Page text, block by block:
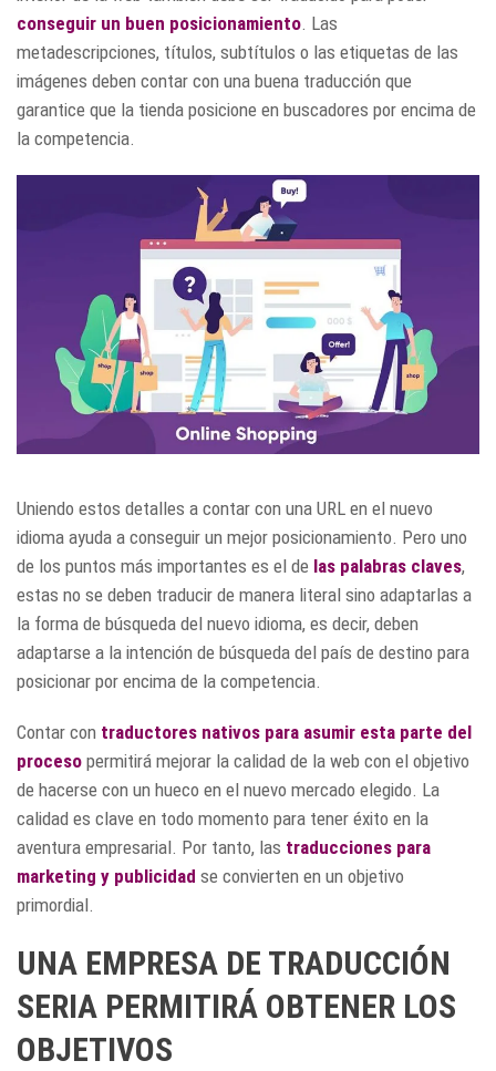
conseguir un buen posicionamiento. Las
metadescripciones, títulos, subtítulos o las etiquetas de las
imágenes deben contar con una buena traducción que
garantice que la tienda posicione en buscadores por encima de
la competencia.
Uniendo estos detalles a contar con una URL en el nuevo
idioma ayuda a conseguir un mejor posicionamiento. Pero uno
de los puntos más importantes es el de las palabras claves,
estas no se deben traducir de manera literal sino adaptarlas a
la forma de búsqueda del nuevo idioma, es decir, deben
adaptarse a la intención de búsqueda del país de destino para
posicionar por encima de la competencia.
Contar con traductores nativos para asumir esta parte del
proceso permitirá mejorar la calidad de la web con el objetivo
de hacerse con un hueco en el nuevo mercado elegido. La
calidad es clave en todo momento para tener éxito en la
aventura empresarial. Por tanto, las traducciones para
marketing y publicidad se convierten en un objetivo
primordial.
UNA EMPRESA DE TRADUCCIÓN
SERIA PERMITIRÁ OBTENER LOS
OBJETIVOS